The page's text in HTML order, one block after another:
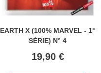
EARTH X (100% MARVEL - 1°
SÉRIE) N° 4
Prix
19,90 €